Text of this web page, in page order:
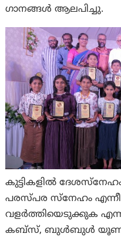
ഗാനങ്ങൾ ആലപിച്ചു.
കുട്ടികളിൽ
പരസ്പര സ്നേഹം
വളർത്തിയെടുക്കുക
കബ്സ്, ബുൾബുൾ